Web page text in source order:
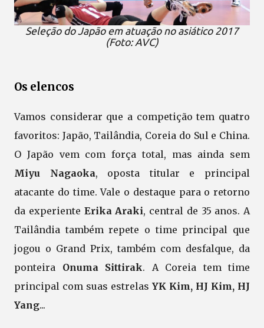
Seleção do Japão em atuação no asiático 2017
(Foto: AVC)
Os elencos
Vamos considerar que a competição tem quatro
favoritos: Japão, Tailândia, Coreia do Sul e China.
O Japão vem com força total, mas ainda sem
Miyu Nagaoka, oposta titular e principal
atacante do time. Vale o destaque para o retorno
da experiente Erika Araki, central de 35 anos. A
Tailândia também repete o time principal que
jogou o Grand Prix, também com desfalque, da
ponteira Onuma Sittirak. A Coreia tem time
principal com suas estrelas YK Kim, HJ Kim, HJ
Yang...